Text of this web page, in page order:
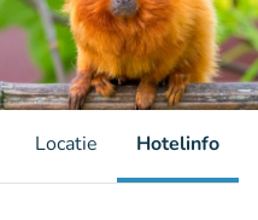
Locatie Hotelinfo